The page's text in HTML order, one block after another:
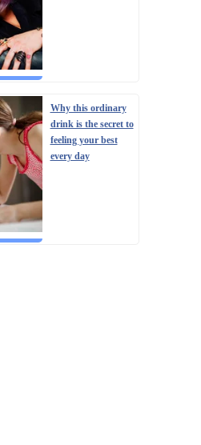
Why this ordinary
drink is the secret to
feeling your best
every day